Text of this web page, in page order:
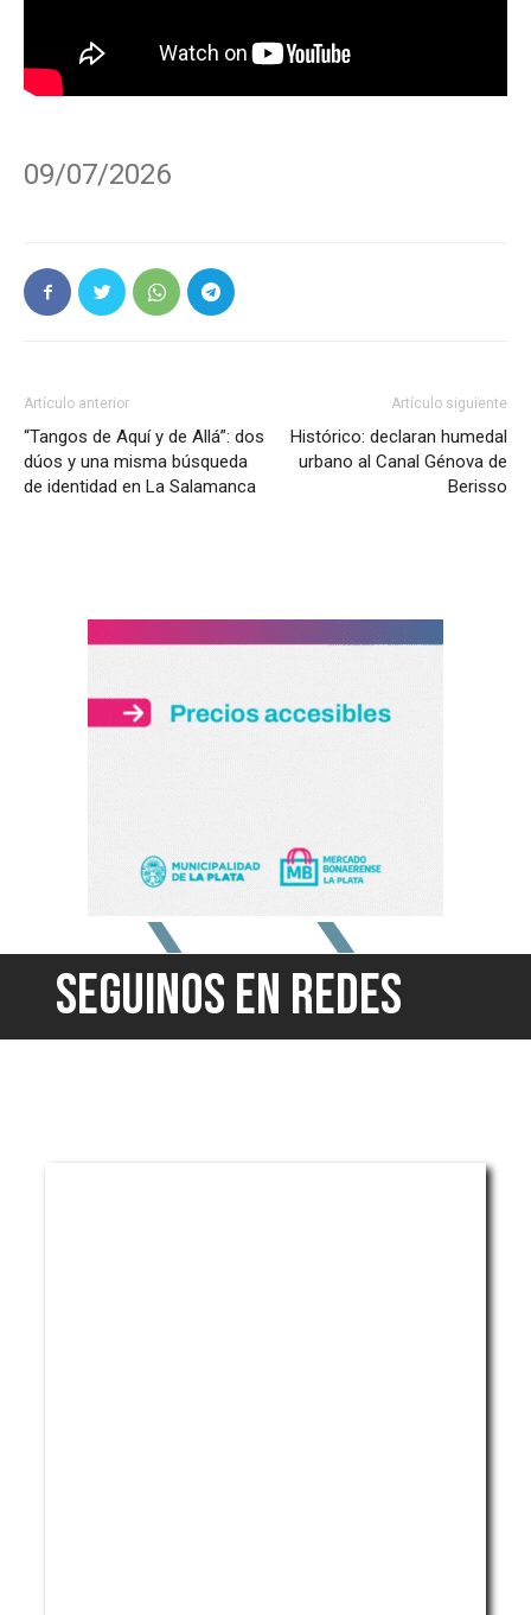
09/07/2026
Artículo anterior
“Tangos de Aquí y de Allá”: dos
dúos y una misma búsqueda
de identidad en La Salamanca
Artículo siguiente
Histórico: declaran humedal
urbano al Canal Génova de
Berisso
SEGUINOS EN REDES